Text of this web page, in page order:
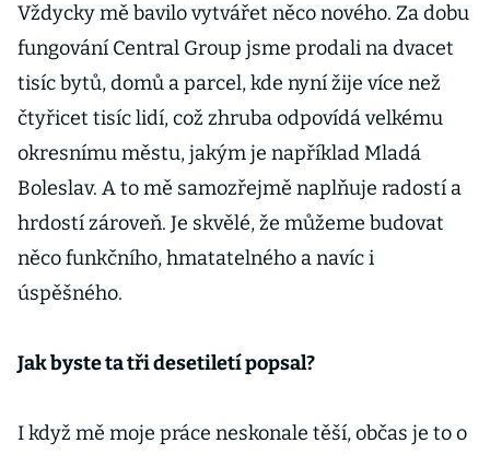
Vždycky mě bavilo vytvářet něco nového. Za dobu
fungování Central Group jsme prodali na dvacet
tisíc bytů, domů a parcel, kde nyní žije více než
čtyřicet tisíc lidí, což zhruba odpovídá velkému
okresnímu městu, jakým je například Mladá
Boleslav. A to mě samozřejmě naplňuje radostí a
hrdostí zároveň. Je skvělé, že můžeme budovat
něco funkčního, hmatatelného a navíc i
úspěšného.
Jak byste ta tři desetiletí popsal?
I když mě moje práce neskonale těší, občas je to o